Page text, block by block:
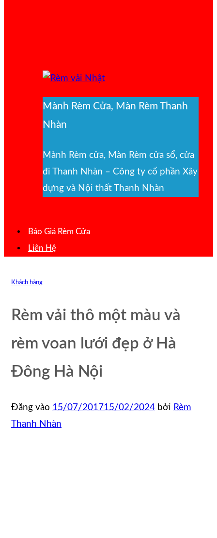
Mành Rèm Cửa, Màn Rèm Thanh
Nhàn
Mành Rèm cửa, Màn Rèm cửa sổ, cửa
đi Thanh Nhàn – Công ty cổ phần Xây
dựng và Nội thất Thanh Nhàn
Báo Giá Rèm Cửa
Liên Hệ
Khách hàng
Rèm vải thô một màu và
rèm voan lưới đẹp ở Hà
Đông Hà Nội
Đăng vào 15/07/201715/02/2024 bởi Rèm
Thanh Nhàn